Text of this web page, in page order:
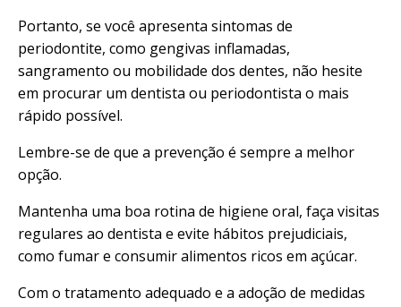
Portanto, se você apresenta sintomas de
periodontite, como gengivas inflamadas,
sangramento ou mobilidade dos dentes, não hesite
em procurar um dentista ou periodontista o mais
rápido possível.
Lembre-se de que a prevenção é sempre a melhor
opção.
Mantenha uma boa rotina de higiene oral, faça visitas
regulares ao dentista e evite hábitos prejudiciais,
como fumar e consumir alimentos ricos em açúcar.
Com o tratamento adequado e a adoção de medidas